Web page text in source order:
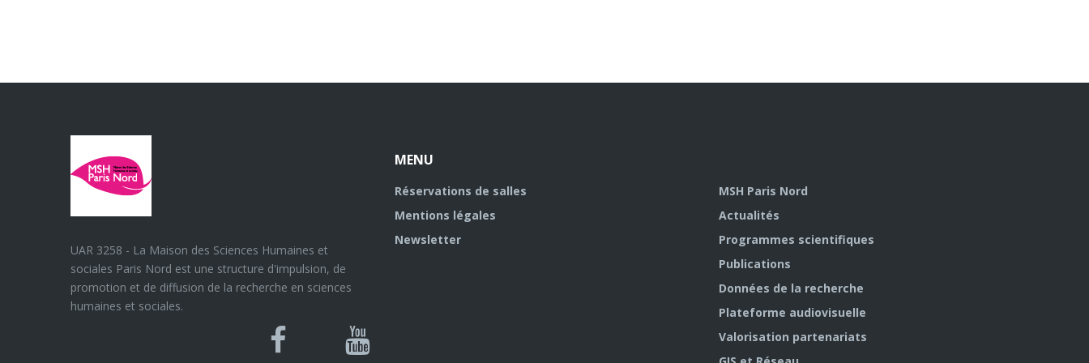
UAR 3258 - La Maison des Sciences Humaines et
sociales Paris Nord est une structure d'impulsion, de
promotion et de diffusion de la recherche en sciences
humaines et sociales.
Bluesky
Canal
MENU
Réservations de salles
Mentions légales
Newsletter
MSH Paris Nord
Actualités
Programmes scientifiques
Publications
Données de la recherche
Plateforme audiovisuelle
Valorisation partenariats